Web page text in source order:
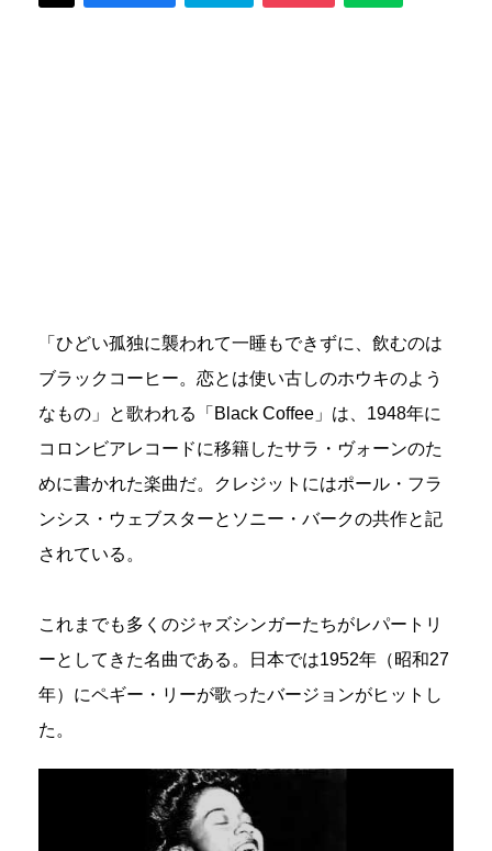
「ひどい孤独に襲われて一睡もできずに、飲むのは
ブラックコーヒー。恋とは使い古しのホウキのよう
なもの」と歌われる「Black Coffee」は、1948年に
コロンビアレコードに移籍したサラ・ヴォーンのた
めに書かれた楽曲だ。クレジットにはポール・フラ
ンシス・ウェブスターとソニー・バークの共作と記
されている。
これまでも多くのジャズシンガーたちがレパートリ
ーとしてきた名曲である。日本では1952年（昭和27
年）にペギー・リーが歌ったバージョンがヒットし
た。